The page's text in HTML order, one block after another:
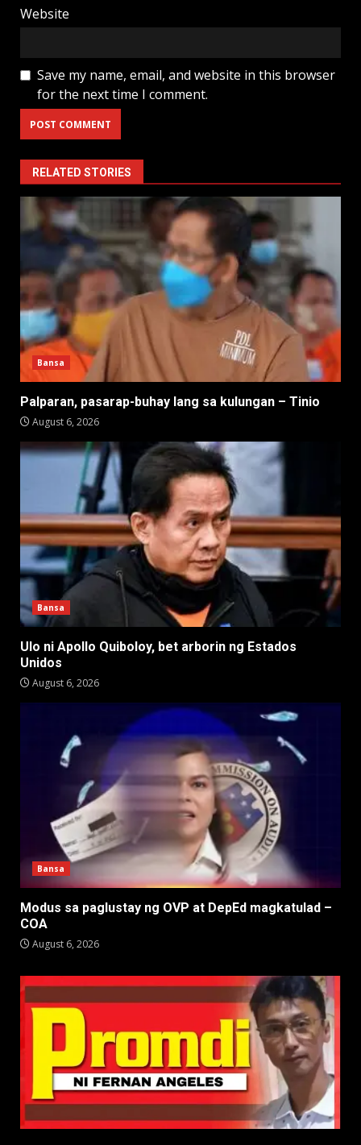
Website
Save my name, email, and website in this browser
for the next time I comment.
RELATED STORIES
Bansa
Palparan, pasarap-buhay lang sa kulungan – Tinio
August 6, 2026
Bansa
Ulo ni Apollo Quiboloy, bet arborin ng Estados
Unidos
August 6, 2026
Bansa
Modus sa paglustay ng OVP at DepEd magkatulad –
COA
August 6, 2026